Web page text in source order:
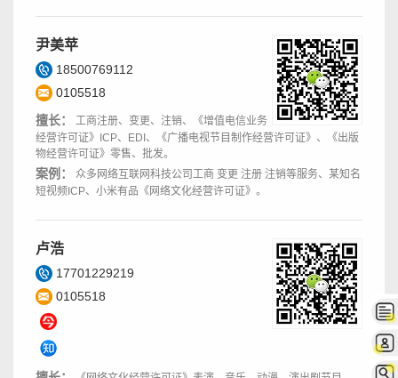
尹美苹
18500769112
0105518
擅长：
工商注册、变更、注销、《增值电信业务
经营许可证》ICP、EDI、《广播电视节目制作经营许可证》、《出版
物经营许可证》零售、批发。
案例：
众多网络互联网科技公司工商 变更 注册 注销等服务、某知名
短视频ICP、小米有品《网络文化经营许可证》。
卢浩
17701229219
0105518